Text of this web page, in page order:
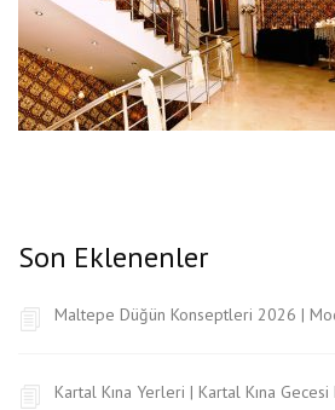
Son Eklenenler
Maltepe Düğün Konseptleri 2026 |
Kartal Kına Yerleri | Kartal Kına Gecesi